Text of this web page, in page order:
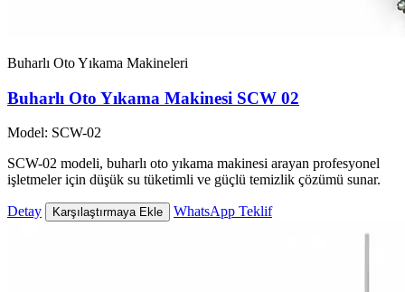
Buharlı Oto Yıkama Makineleri
Buharlı Oto Yıkama Makinesi SCW 02
Model: SCW-02
SCW-02 modeli, buharlı oto yıkama makinesi arayan profesyonel
işletmeler için düşük su tüketimli ve güçlü temizlik çözümü sunar.
Detay Karşılaştırmaya Ekle WhatsApp Teklif